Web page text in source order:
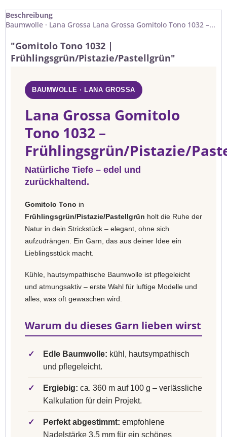
Beschreibung
Baumwolle · Lana Grossa Lana Grossa Gomitolo Tono 1032 –...
"Gomitolo Tono 1032 |
Frühlingsgrün/Pistazie/Pastellgrün"
BAUMWOLLE · LANA GROSSA
Lana Grossa Gomitolo
Tono 1032 –
Frühlingsgrün/Pistazie/
Natürliche Tiefe – edel und
zurückhaltend.
Gomitolo Tono in
Frühlingsgrün/Pistazie/Pastellgrün holt die Ruhe der
Natur in dein Strickstück – elegant, ohne sich
aufzudrängen. Ein Garn, das aus deiner Idee ein
Lieblingsstück macht.
Kühle, hautsympathische Baumwolle ist pflegeleicht
und atmungsaktiv – erste Wahl für luftige Modelle und
alles, was oft gewaschen wird.
Warum du dieses Garn lieben wirst
✓ Edle Baumwolle: kühl, hautsympathisch
und pflegeleicht.
✓ Ergiebig: ca. 360 m auf 100 g – verlässliche
Kalkulation für dein Projekt.
✓ Perfekt abgestimmt: empfohlene
Nadelstärke 3,5 mm für ein schönes